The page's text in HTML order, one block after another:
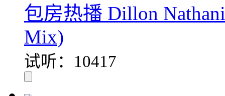
包房热播 Dillon
Mix)
试听：10417